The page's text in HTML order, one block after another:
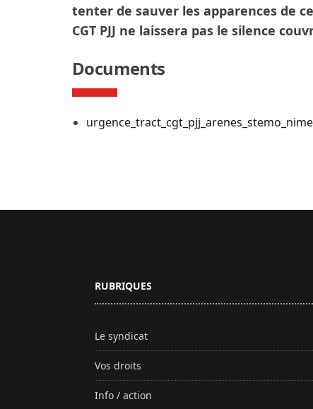
tenter de sauver les apparences de
CGT PJJ ne laissera pas le silence
Documents
RUBRIQUES
Le syndicat
Vos droits
Info / action